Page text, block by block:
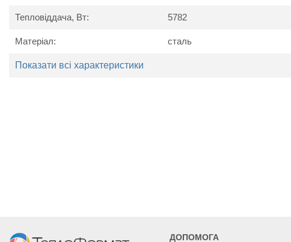
Тепловіддача, Вт: 5782
Матеріал: сталь
Показати всі характеристики
ДОПОМОГА